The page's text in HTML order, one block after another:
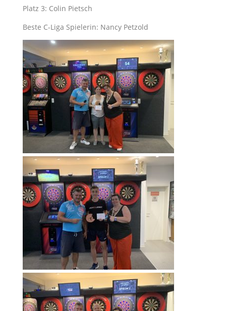
Platz 3: Colin Pietsch
Beste C-Liga Spielerin: Nancy Petzold